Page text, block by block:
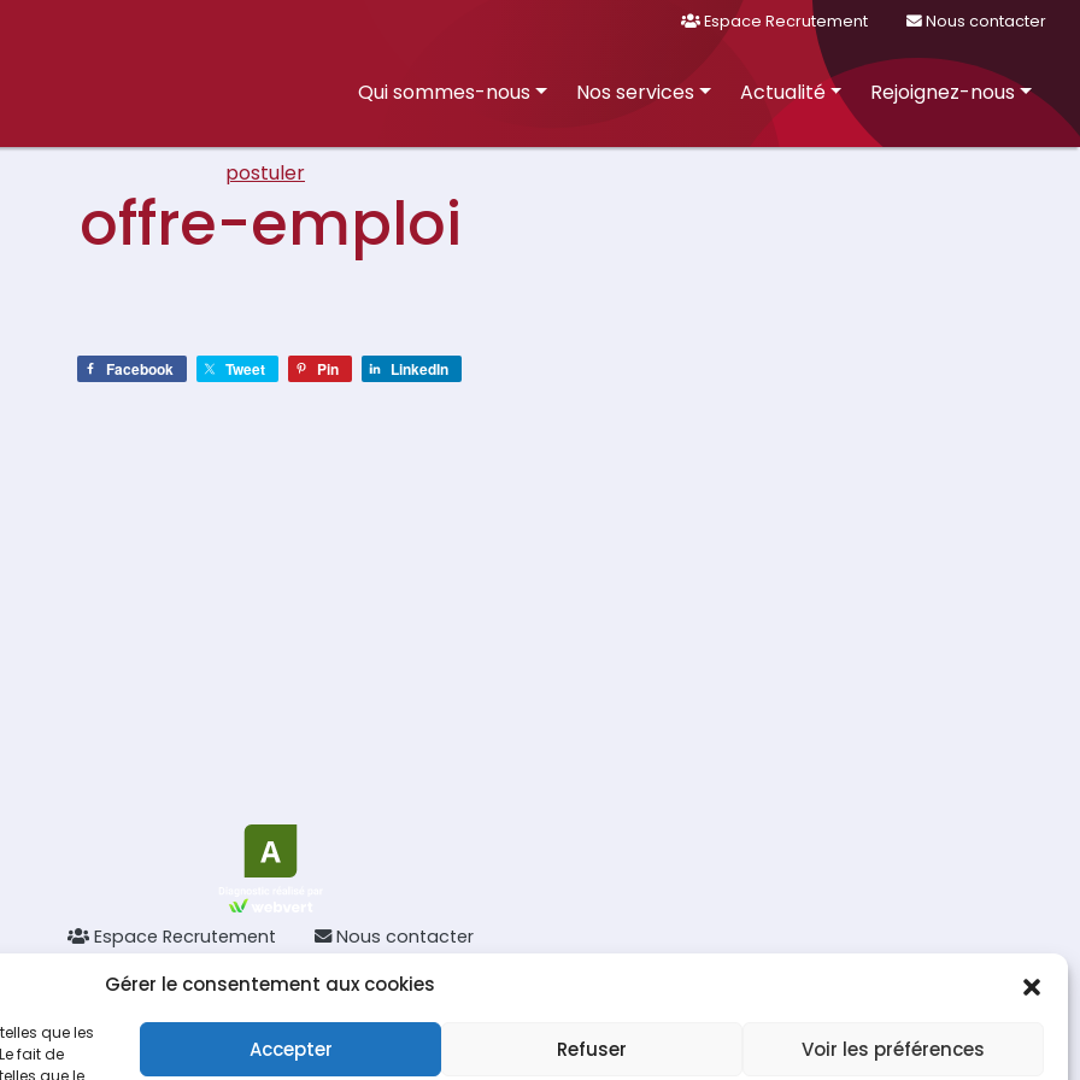
Gérer le consentement aux cookies
que les
fait de
que le
Accepter Refuser Voir les préférences
Espace Recrutement Nous contacter
Qui sommes-nous Nos services Actualité Rejoignez-nous
postuler
offre-emploi
Facebook Tweet Pin LinkedIn
Espace Recrutement Nous contacter
Une créationPagedemarque.com | Mentions légales